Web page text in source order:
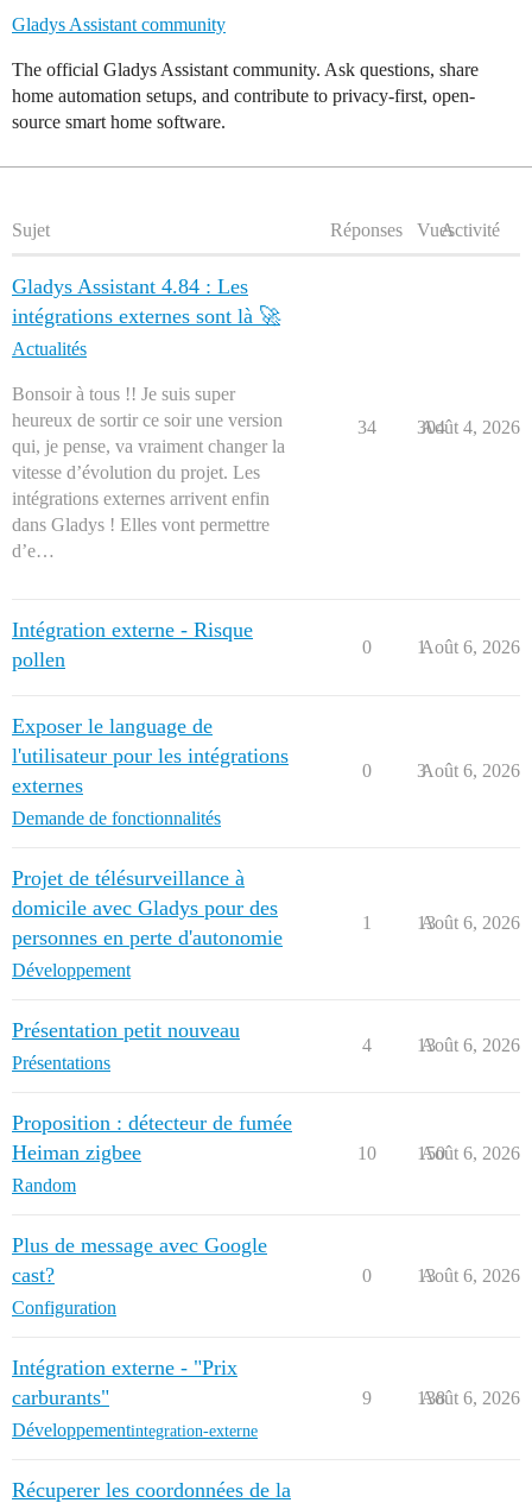
Gladys Assistant community
The official Gladys Assistant community. Ask questions, share
home automation setups, and contribute to privacy-first, open-
source smart home software.
Sujet Réponses VuesActivité
Gladys Assistant 4.84 : Les
intégrations externes sont là 🚀
Actualités
Bonsoir à tous !! Je suis super
heureux de sortir ce soir une version
qui, je pense, va vraiment changer la
vitesse d’évolution du projet. Les
intégrations externes arrivent enfin
dans Gladys ! Elles vont permettre
d’e…
34 304
Août 4, 2026
Intégration externe - Risque
pollen
0 1Août 6, 2026
Exposer le language de
l'utilisateur pour les intégrations
externes
Demande de fonctionnalités
0 3Août 6, 2026
Projet de télésurveillance à
domicile avec Gladys pour des
personnes en perte d'autonomie
Développement
1 13
Août 6, 2026
Présentation petit nouveau
Présentations
4 13
Août 6, 2026
Proposition : détecteur de fumée
Heiman zigbee
Random
10 150
Août 6, 2026
Plus de message avec Google
cast?
Configuration
0 13
Août 6, 2026
Intégration externe - "Prix
carburants"
Développementintegration-externe
9 138
Août 6, 2026
Récuperer les coordonnées de la